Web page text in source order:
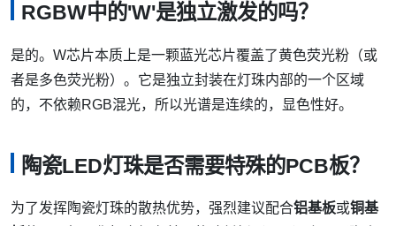
RGBW中的'W'是独立激发的吗？
是的。W芯片本质上是一颗蓝光芯片覆盖了黄色荧光粉（或
者是多色荧光粉）。它是独立封装在灯珠内部的一个区域
的，不依赖RGB混光，所以光谱是连续的，显色性好。
陶瓷LED灯珠是否需要特殊的PCB板？
为了发挥陶瓷灯珠的散热优势，强烈建议配合铝基板或铜基